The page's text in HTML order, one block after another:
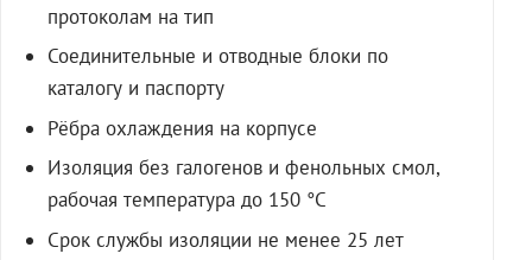
протоколам на тип
Соединительные и отводные блоки по
каталогу и паспорту
Рёбра охлаждения на корпусе
Изоляция без галогенов и фенольных смол,
рабочая температура до 150 °C
Срок службы изоляции не менее 25 лет